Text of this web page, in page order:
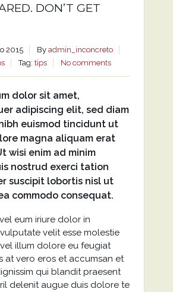
DON’T GET
2015 By admin_inconcreto
Tag: tips No comments
dolor sit amet,
adipiscing elit, sed diam
euismod tincidunt ut
magna aliquam erat
wisi enim ad minim
nostrud exerci tation
suscipit lobortis nisl ut
commodo consequat.
eum iriure dolor in
velit esse molestie
illum dolore eu feugiat
at vero eros et accumsan et
qui blandit praesent
delenit augue duis dolore te